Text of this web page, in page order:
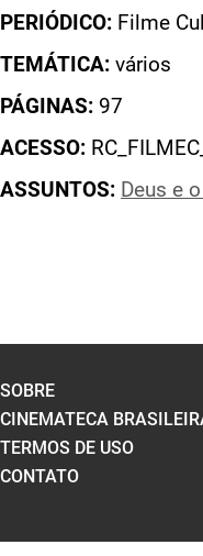
PERIÓDICO: Filme
TEMÁTICA: vários
PÁGINAS: 97
ACESSO:
ASSUNTOS: Deus e
SOBRE
CINEMATECA
TERMOS DE USO
CONTATO